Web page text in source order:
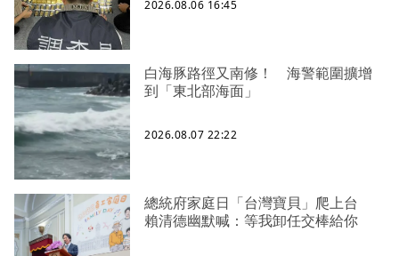
2026.08.06 16:45
白海豚路徑又南修！ 海警範圍擴增
到「東北部海面」
2026.08.07 22:22
總統府家庭日「台灣寶貝」爬上台
賴清德幽默喊：等我卸任交棒給你